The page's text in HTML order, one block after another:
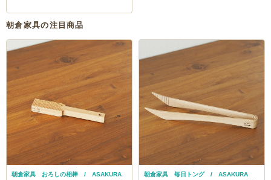
朝倉家具の注目商品
朝倉家具 おろしの相棒 / ASAKURA 朝倉家具 毎日トング / ASAKURA